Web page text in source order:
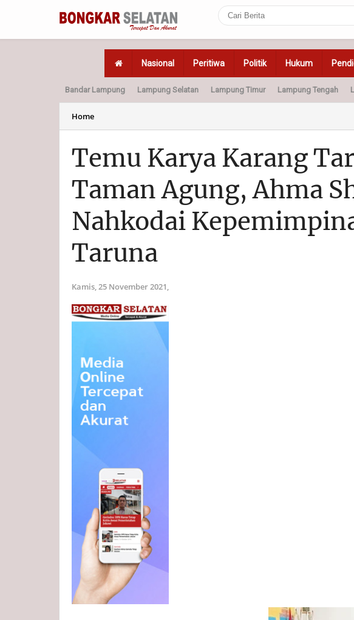
Nasional Peritiwa Politik Hukum
Home Politik Hukum Peristiwa
Bandar Lampung Lampung Selatan Lampung Timur Lampung Tengah
Home
Temu Karya Karang
Taman Agung, Ahma
Nahkodai
Taruna
Kamis, 25 November 2021,